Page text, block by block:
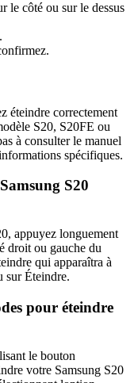
le côté ou sur le dessus
éteindre correctement
S20, S20FE ou
à consulter le manuel
spécifiques.
S20
appuyez longuement
droit ou gauche du
qui apparaîtra à
sur Éteindre.
pour éteindre
le bouton
votre Samsung S20